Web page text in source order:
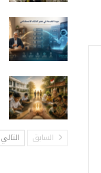
السابق التالي